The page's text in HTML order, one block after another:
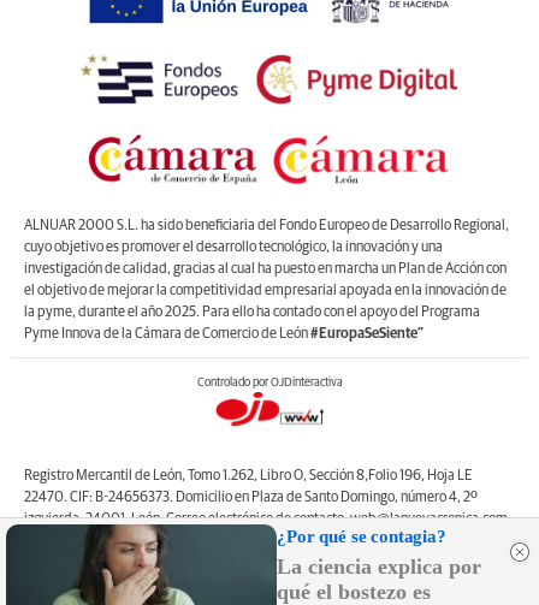
ALNUAR 2000 S.L. ha sido beneficiaria del Fondo Europeo de Desarrollo Regional,
cuyo objetivo es promover el desarrollo tecnológico, la innovación y una
investigación de calidad, gracias al cual ha puesto en marcha un Plan de Acción con
el objetivo de mejorar la competitividad empresarial apoyada en la innovación de
la pyme, durante el año 2025. Para ello ha contado con el apoyo del Programa
Pyme Innova de la Cámara de Comercio de León#EuropaSeSiente”
Controlado por OJDinteractiva
Registro Mercantil de León, Tomo 1.262, Libro O, Sección 8,Folio 196, Hoja LE
22470. CIF: B-24656373. Domicilio en Plaza de Santo Domingo, número 4, 2º
izquierda, 24001, León. Correo electrónico de contacto: web@lanuevacronica.com.
Copyright © ALNUAR 2000 S.L. (LA NUEVA CRÓNICA). Incluye contenidos de la
empresa, de empresas del grupo o de terceros.
¿Por qué se contagia?
La ciencia explica por
qué el bostezo es